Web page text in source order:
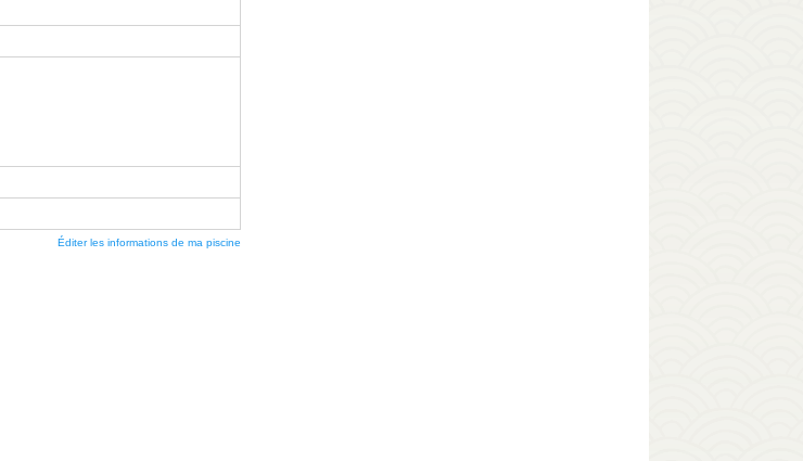
Éditer les informations de ma piscine